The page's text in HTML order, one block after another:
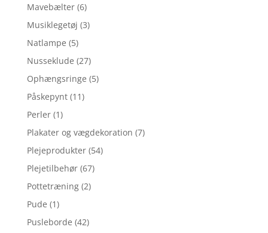
Mavebælter (6)
Musiklegetøj (3)
Natlampe (5)
Nusseklude (27)
Ophængsringe (5)
Påskepynt (11)
Perler (1)
Plakater og vægdekoration (7)
Plejeprodukter (54)
Plejetilbehør (67)
Pottetræning (2)
Pude (1)
Pusleborde (42)